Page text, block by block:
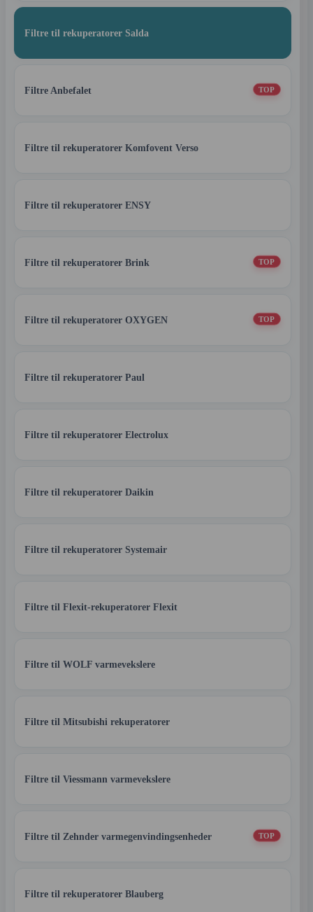
Filtre til rekuperatorer Salda
Filtre Anbefalet TOP
Filtre til rekuperatorer Komfovent Verso
Filtre til rekuperatorer ENSY
Filtre til rekuperatorer Brink TOP
Filtre til rekuperatorer OXYGEN TOP
Filtre til rekuperatorer Paul
Filtre til rekuperatorer Electrolux
Filtre til rekuperatorer Daikin
Filtre til rekuperatorer Systemair
Filtre til Flexit-rekuperatorer Flexit
Filtre til WOLF varmevekslere
Filtre til Mitsubishi rekuperatorer
Filtre til Viessmann varmevekslere
Filtre til Zehnder varmegenvindingsenheder TOP
Filtre til rekuperatorer Blauberg